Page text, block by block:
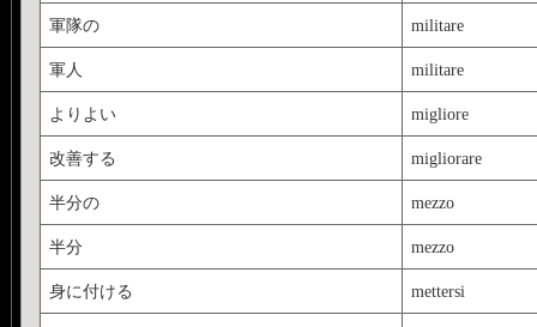
軍隊の militare
軍人 militare
よりよい migliore
改善する migliorare
半分の mezzo
半分 mezzo
身に付ける mettersi